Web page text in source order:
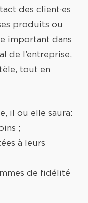
des client·es
produits ou
important dans
de l’entreprise,
tout en
il ou elle saura:
;
à leurs
de fidélité